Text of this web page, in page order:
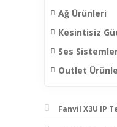
Ağ Ürünleri
Kesintisiz
Ses
Outlet
Fanvil X3U IP